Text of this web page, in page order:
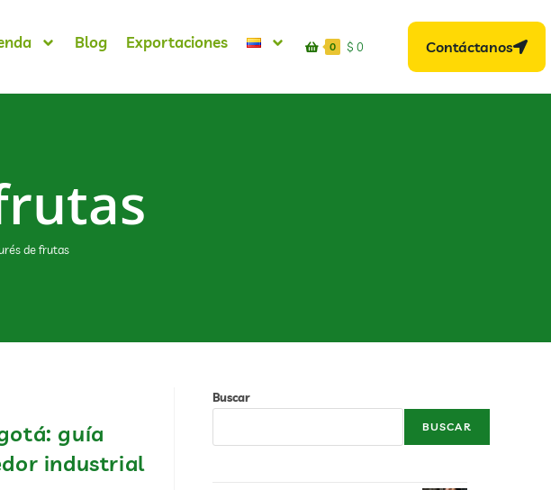
Blog Exportaciones 0 $ 0 Contáctanos
de frutas
guía
industrial
Buscar
BUSCAR